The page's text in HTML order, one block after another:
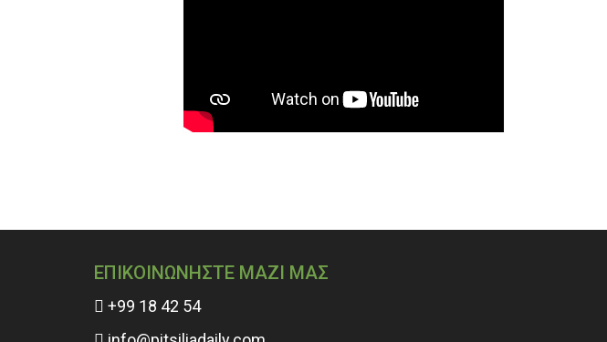
ΕΠΙΚΟΙΝΩΝΗΣΤΕ ΜΑΖΙ ΜΑΣ
+99 18 42 54